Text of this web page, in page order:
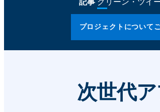
プロジェクトについて
次世代